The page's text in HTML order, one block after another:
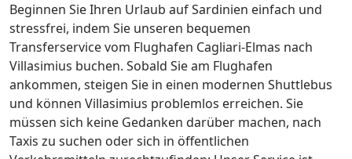
Beginnen Sie Ihren Urlaub auf Sardinien einfach und
stressfrei, indem Sie unseren bequemen
Transferservice vom Flughafen Cagliari-Elmas nach
Villasimius buchen. Sobald Sie am Flughafen
ankommen, steigen Sie in einen modernen Shuttlebus
und können Villasimius problemlos erreichen. Sie
müssen sich keine Gedanken darüber machen, nach
Taxis zu suchen oder sich in öffentlichen